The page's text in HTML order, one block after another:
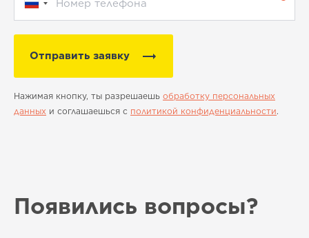
Отправить заявку
Нажимая кнопку, ты разрешаешь обработку персональных
данных и соглашаешься с политикой конфиденциальности.
Появились вопросы?